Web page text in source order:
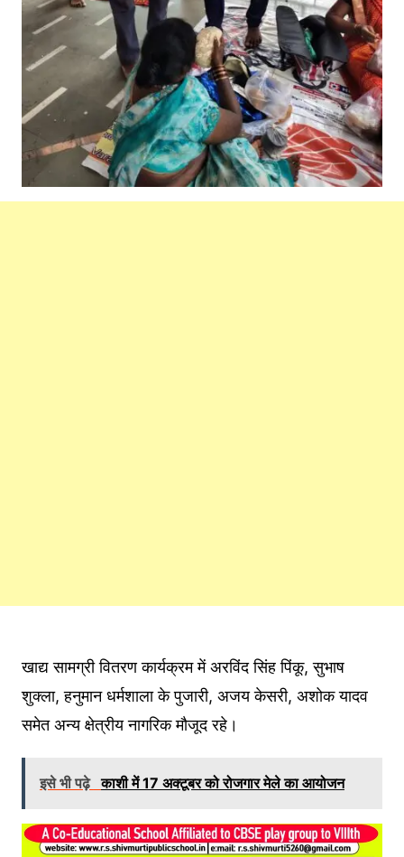
खाद्य सामग्री वितरण कार्यक्रम में अरविंद सिंह पिंकू, सुभाष
शुक्ला, हनुमान धर्मशाला के पुजारी, अजय केसरी, अशोक यादव
समेत अन्य क्षेत्रीय नागरिक मौजूद रहे।
इसे भी पढ़े काशी में 17 अक्टूबर को रोजगार मेले का आयोजन